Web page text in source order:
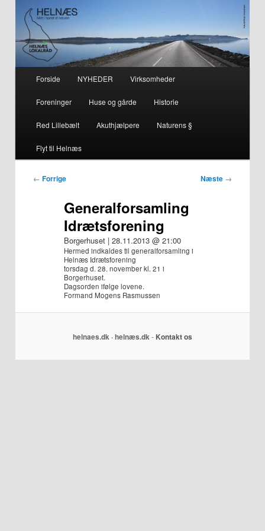
Helnæs
– smuk på alle årstider i hjertet af naturen
Fortsæt
til
primært
indhold
Fortsæt
til
sekundært
indhold
Forside NYHEDER Virksomheder
Foreninger Huse og gårde Historie
Red Lillebælt Akuthjælpere Naturens §
Flyt til Helnæs
Indlægsnavigation
← Forrige Næste →
Generalforsamling
Idrætsforening
Borgerhuset | 28.11.2013 @ 21:00
Hermed indkaldes til generalforsamling i
Helnæs Idrætsforening
torsdag d. 28. november kl. 21 i
Borgerhuset.
Dagsorden ifølge lovene.
Formand Mogens Rasmussen
helnaes.dk · helnæs.dk - Kontakt os